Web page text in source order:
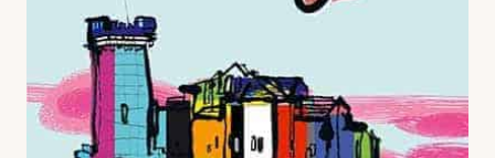
UN
GRAND
VOYAGE!
::
LUNDI
20
MAI